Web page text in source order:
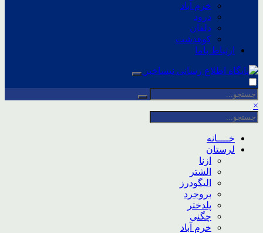
خرم آباد
درود
دلفان
کوهدشت
ارتباط باما
×
خــــانه
لرستان
ازنا
الشتر
الیگودرز
بروجرد
پلدختر
چگنی
خرم آباد